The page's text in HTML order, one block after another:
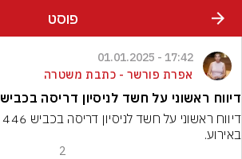
פוסט
17:42 - 01.01.2025
אפרת פורשר - כתבת משטרה
דיווח ראשוני על חשד לניסיון דריסה בכביש 446 סמוך לנילי
באירוע.
2